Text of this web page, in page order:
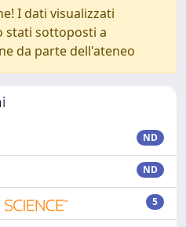
I dati visualizzati
stati sottoposti a
da parte dell'ateneo
ND
ND
5